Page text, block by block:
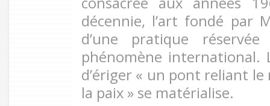
décennie, l’art fondé par
d’une pratique
phénomène international.
d’ériger « un pont reliant
la paix » se matérialise.